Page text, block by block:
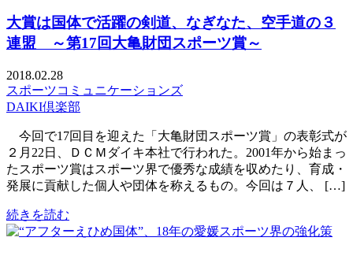
大賞は国体で活躍の剣道、なぎなた、空手道の３
連盟 ～第17回大亀財団スポーツ賞～
2018.02.28
スポーツコミュニケーションズ
DAIKI倶楽部
今回で17回目を迎えた「大亀財団スポーツ賞」の表彰式が
２月22日、ＤＣＭダイキ本社で行われた。2001年から始まっ
たスポーツ賞はスポーツ界で優秀な成績を収めたり、育成・
発展に貢献した個人や団体を称えるもの。今回は７人、 […]
続きを読む